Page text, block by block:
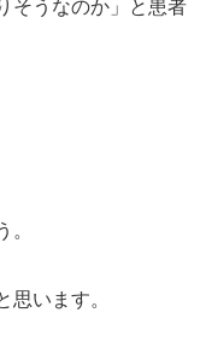
そうなのか」と患者
。
思います。